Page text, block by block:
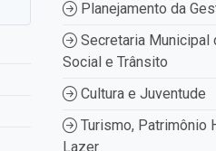
Planejamento da
Secretaria Municipal
Social e Trânsito
Cultura e Juventude
Turismo, Patrimônio
Lazer